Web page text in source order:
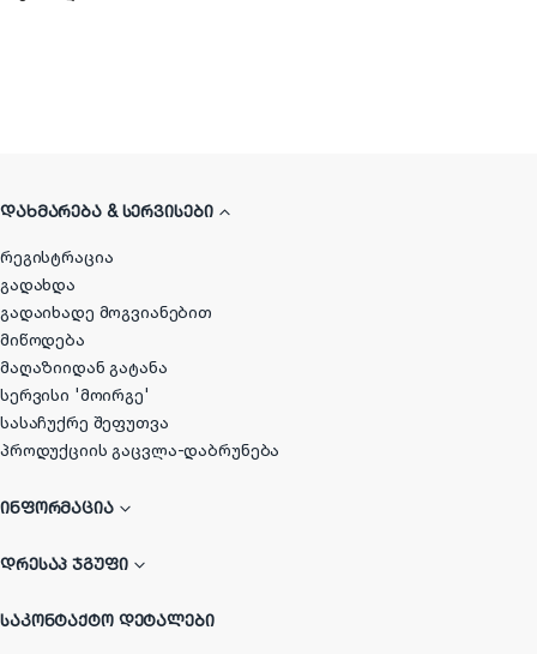
ᲓᲐᲮᲛᲐᲠᲔᲑᲐ & ᲡᲔᲠᲕᲘᲡᲔᲑᲘ
რეგისტრაცია
გადახდა
გადაიხადე მოგვიანებით
მიწოდება
მაღაზიიდან გატანა
სერვისი 'მოირგე'
სასაჩუქრე შეფუთვა
პროდუქციის გაცვლა-დაბრუნება
ᲘᲜᲤᲝᲠᲛᲐᲪᲘᲐ
ᲓᲠᲔᲡᲐᲞ ᲯᲒᲣᲤᲘ
ᲡᲐᲙᲝᲜᲢᲐᲥᲢᲝ ᲓᲔᲢᲐᲚᲔᲑᲘ